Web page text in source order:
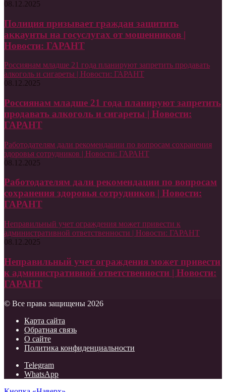
08.12.2025
Полиция призывает граждан защитить
аккаунты на госуслугах от мошенников |
Новости: ГАРАНТ
Россиянам младше 21 года планируют запретить продавать
алкоголь и сигареты | Новости: ГАРАНТ
08.12.2025
Россиянам младше 21 года планируют запретить
продавать алкоголь и сигареты | Новости:
ГАРАНТ
Работодателям дали рекомендации по вопросам сохранения
здоровья сотрудников | Новости: ГАРАНТ
08.12.2025
Работодателям дали рекомендации по вопросам
сохранения здоровья сотрудников | Новости:
ГАРАНТ
Неправильный учет ограждения может привести к
административной ответственности | Новости: ГАРАНТ
08.12.2025
Неправильный учет ограждения может привести
к административной ответственности | Новости:
ГАРАНТ
© Все права защищены 2026
Карта сайта
Обратная связь
О сайте
Политика конфиденциальности
Telegram
WhatsApp